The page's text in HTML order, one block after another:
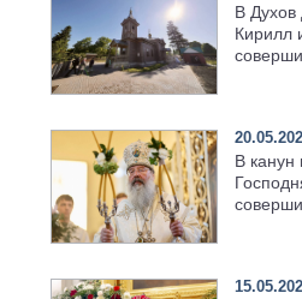
В Духов
Кирилл
В канун